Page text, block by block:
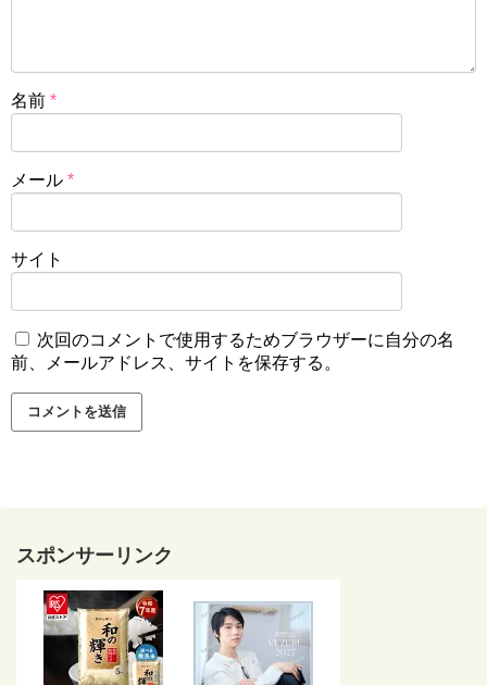
名前 *
メール *
サイト
次回のコメントで使用するためブラウザーに自分の名
前、メールアドレス、サイトを保存する。
スポンサーリンク